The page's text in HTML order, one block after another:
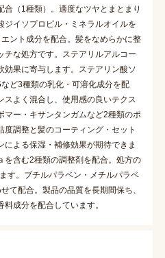
合（1種類）。適度なツヤとまとまり
ジイソプロピル・ミネラルオイルを
ント成分を配合。髪をなめらかに整
チな処方です。ステアリルアルコー
効果に寄与します。ステアリン酸ソ
ど3種類の乳化・可溶化成分を配
よく混合し、使用感の良いテクス
マー・キサンタンガムなど2種類のポ
度調整と髪のコーティング・セット
よる保湿・補修効果が期待できま
を含む2種類の調整剤を配合。処方の
す。ブチルパラベン・メチルパラベ
て配合。製品の品質を長期間保ち、
成分を配合しています。